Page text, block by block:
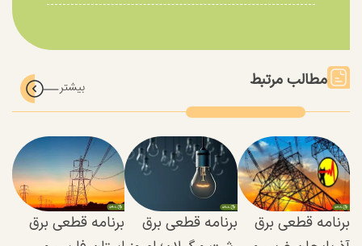
مطالب مرتبط
برنامه قطعی برق
برنامه قطعی برق
برنامه قطعی برق